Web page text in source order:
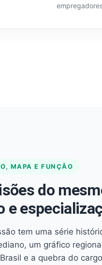
MAPA E FUNÇÃO
do
e
tem uma série
um gráfico
e a quebra do